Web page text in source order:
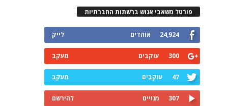
פורטל משאבי אנוש ברשתות החברתיות
24,924 אוהדים לייק
300 עוקבים מעקב
47 עוקבים מעקב
307 מנויים להירשם